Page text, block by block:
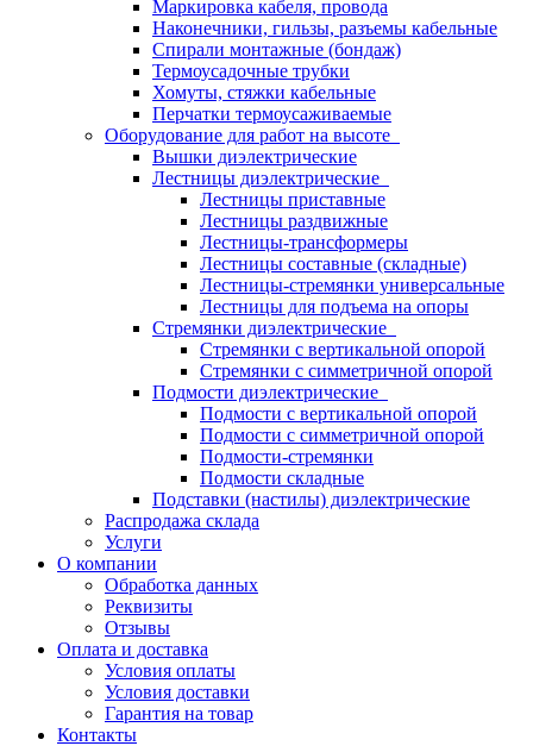
Маркировка кабеля, провода
Наконечники, гильзы, разъемы кабельные
Спирали монтажные (бондаж)
Термоусадочные трубки
Хомуты, стяжки кабельные
Перчатки термоусаживаемые
Оборудование для работ на высоте
Вышки диэлектрические
Лестницы диэлектрические
Лестницы приставные
Лестницы раздвижные
Лестницы-трансформеры
Лестницы составные (складные)
Лестницы-стремянки универсальные
Лестницы для подъема на опоры
Стремянки диэлектрические
Стремянки с вертикальной опорой
Стремянки с симметричной опорой
Подмости диэлектрические
Подмости с вертикальной опорой
Подмости с симметричной опорой
Подмости-стремянки
Подмости складные
Подставки (настилы) диэлектрические
Распродажа склада
Услуги
О компании
Обработка данных
Реквизиты
Отзывы
Оплата и доставка
Условия оплаты
Условия доставки
Гарантия на товар
Контакты